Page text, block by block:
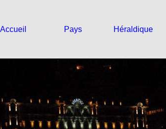
Accueil Pays Héraldique